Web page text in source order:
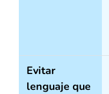
Evitar
lenguaje que